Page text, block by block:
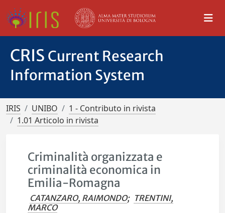
CRIS Current Research
Information System
IRIS UNIBO
1 - Contributo in rivista
1.01 Articolo in rivista
Criminalità organizzata e
criminalità economica in
Emilia-Romagna
CATANZARO, RAIMONDO; TRENTINI,
MARCO